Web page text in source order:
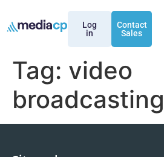
Log
in
Contact
Sales
Tag: video
broadcasting